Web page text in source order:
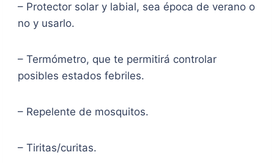
– Protector solar y labial, sea época de verano o
no y usarlo.
– Termómetro, que te permitirá controlar
posibles estados febriles.
– Repelente de mosquitos.
– Tiritas/curitas.